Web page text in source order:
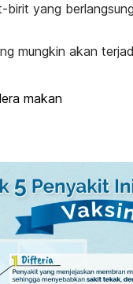
birit yang
mungkin akan
makan